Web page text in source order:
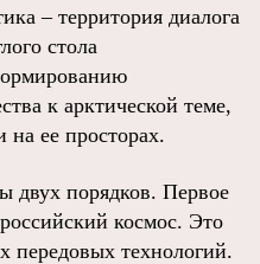
– территория диалога
стола
к арктической теме,
ее просторах.
двух порядков. Первое
космос. Это
передовых технологий.